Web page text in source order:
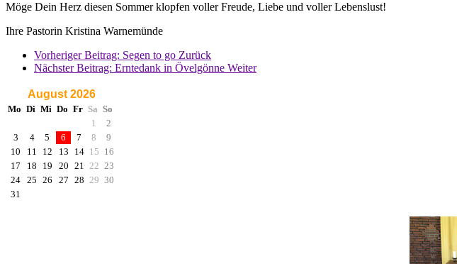
Möge Dein Herz diesen Sommer klopfen voller Freude, Liebe und voller Lebenslust!
Ihre Pastorin Kristina Warnemünde
Vorheriger Beitrag: Segen to go Zurück
Nächster Beitrag: Erntedank in Övelgönne Weiter
August 2026
Mo Di Mi Do Fr Sa So
1
2
3
4 5 6 7 8
9
10
11 12 13 14 15 16
17
18 19 20 21 22 23
24 25 26 27 28 29 30
31